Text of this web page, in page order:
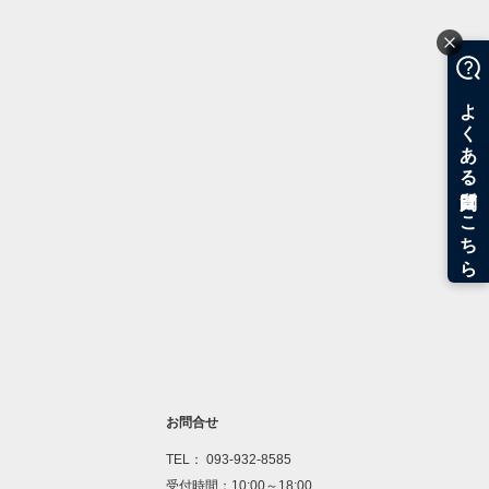
お問合せ
TEL： 093-932-8585
受付時間：10:00～18:00